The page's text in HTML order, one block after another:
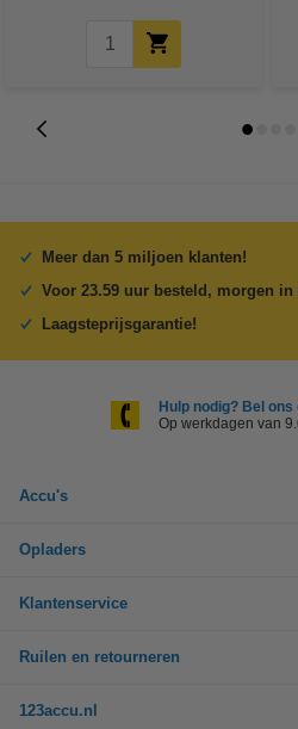
Meer dan 5 miljoen klanten!
Voor 23.59 uur besteld, morgen in
Laagsteprijsgarantie!
Hulp nodig? Bel ons
Op werkdagen van
Accu's
Opladers
Klantenservice
Ruilen en retourneren
123accu.nl